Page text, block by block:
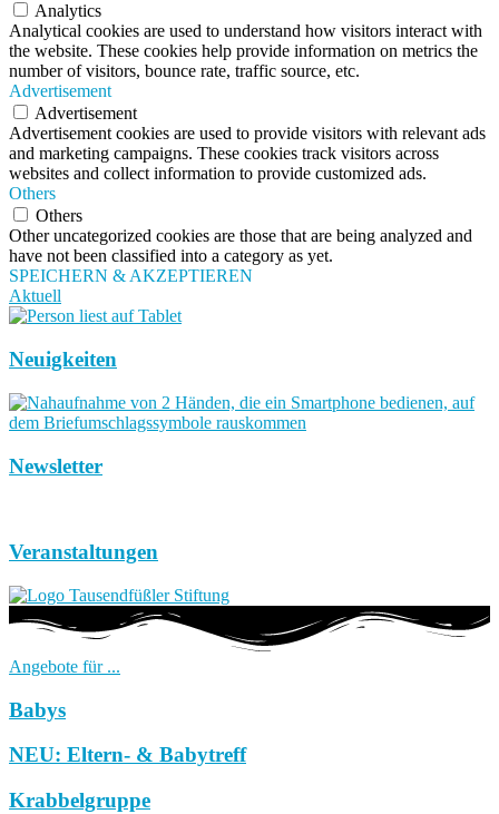
Analytics
Analytical cookies are used to understand how visitors interact with
the website. These cookies help provide information on metrics the
number of visitors, bounce rate, traffic source, etc.
Advertisement
Advertisement
Advertisement cookies are used to provide visitors with relevant ads
and marketing campaigns. These cookies track visitors across
websites and collect information to provide customized ads.
Others
Others
Other uncategorized cookies are those that are being analyzed and
have not been classified into a category as yet.
SPEICHERN & AKZEPTIEREN
Aktuell
Neuigkeiten
Newsletter
Veranstaltungen
Angebote für ...
Babys
NEU: Eltern- & Babytreff
Krabbelgruppe